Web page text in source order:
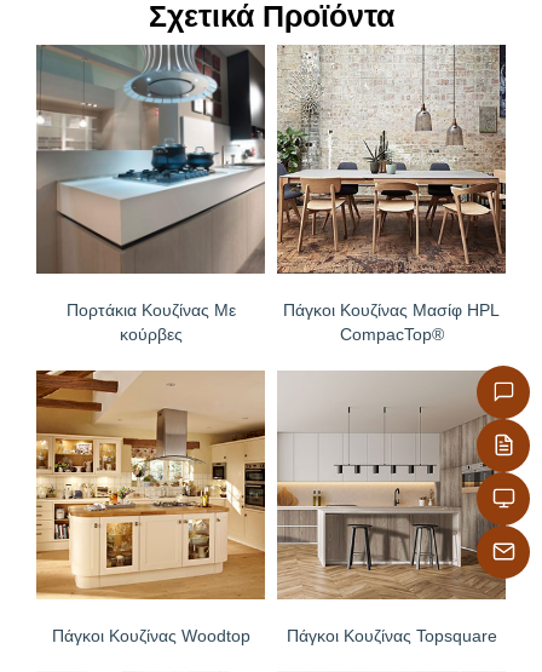
– Επιφάνεια απόλυτα υγιεινή
– Υψηλή αντοχή στον αποχρωματισμό και το
θάμπωμα
– Eξαιρετική υφή και αφή επιφάνειας λόγω του
πυρήνα MDF
– Καλύτεροι όροι επεξεργασίας, βιδώματος λόγω
του πυρήνα MDF
Σχετικά Προϊόντα
Πορτάκια Κουζίνας Με
κούρβες
Πάγκοι Κουζίνας Μασίφ HPL
CompacTop®
Πάγκοι Κουζίνας Woodtop Πάγκοι Κουζίνας Topsquare